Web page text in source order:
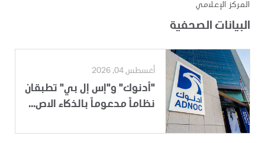
المركز الإعلامي
البيانات الصحفية
أغسطس 04, 2026
"أدنوك" و"إس إل بي" تطبقان
نظاماً مدعوماً بالذكاء الاص...